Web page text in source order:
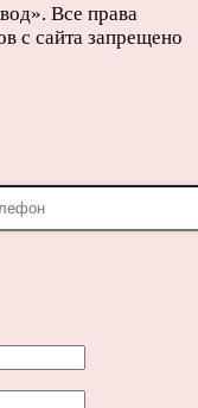
Все права
с сайта запрещено